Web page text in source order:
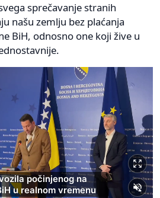
sprečavanje stranih
našu zemlju bez plaćanja
BiH, odnosno one koji žive u